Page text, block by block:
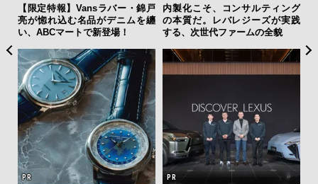
【限定特報】Vansラバー・錦戸
亮が惚れ込む名品がデニムを纏
い、ABCマートで新登場！
内製化こそ、コンサルティング
の本質だ。レバレジーズが実践
する、次世代ファームの全貌